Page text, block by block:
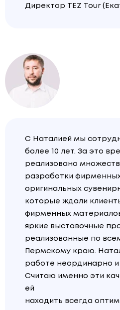
Директор TEZ Tour
С Наталией мы
более 10 лет. За это
реализовано
разработки
оригинальных
которые ждали
фирменных
яркие выставочные
реализованные по
Пермскому краю.
работе неординарно и
Считаю именно эти
ей
находить всегда